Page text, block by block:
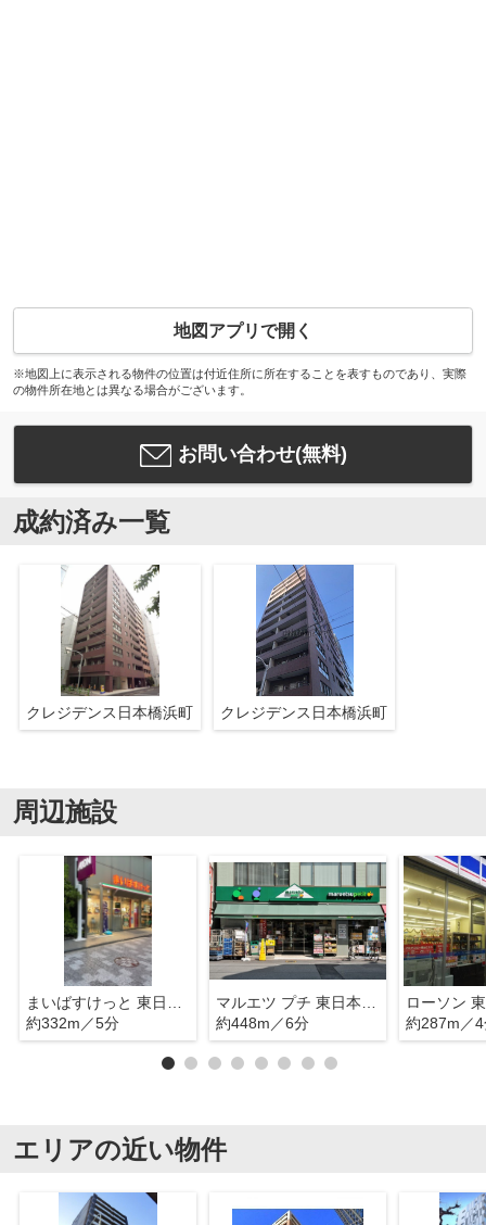
地図アプリで開く
※地図上に表示される物件の位置は付近住所に所在することを表すものであり、実際
の物件所在地とは異なる場合がございます。
お問い合わせ(無料)
成約済み一覧
クレジデンス日本橋浜町 クレジデンス日本橋浜町
周辺施設
まいばすけっと 東日本橋1丁目店
約332m／5分
マルエツ プチ 東日本橋三丁目店
約448m／6分
約287m／
エリアの近い物件